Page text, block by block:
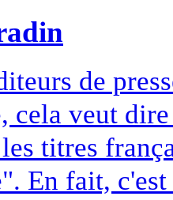
de
cela veut
titres
En fait,